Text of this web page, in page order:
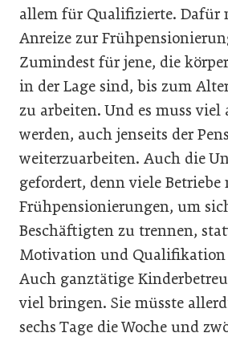
allem für Qualifizierte. Dafür
Anreize zur
Zumindest für jene, die
in der Lage sind, bis zum
zu arbeiten. Und es muss
werden, auch jenseits der
weiterzuarbeiten. Auch die
gefordert, denn viele Betriebe
Frühpensionierungen, um
Beschäftigten zu trennen,
Motivation und Qualifikation
Auch ganztätige
viel bringen. Sie müsste
sechs Tage die Woche und